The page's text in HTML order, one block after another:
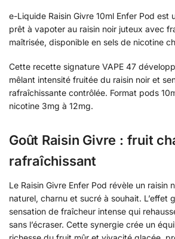
e-Liquide Raisin Givre 10ml Enfer Pod est
prêt à vapoter au raisin noir juteux avec
maîtrisée, disponible en sels de nicotine
Cette recette signature VAPE 47
mêlant intensité fruitée du raisin noir et
rafraîchissante contrôlée. Format pods
nicotine 3mg à 12mg.
Goût Raisin Givre : fruit
rafraîchissant
Le Raisin Givre Enfer Pod révèle un raisin
naturel, charnu et sucré à souhait. L’effet
sensation de fraîcheur intense qui
sans l’écraser. Cette synergie crée un